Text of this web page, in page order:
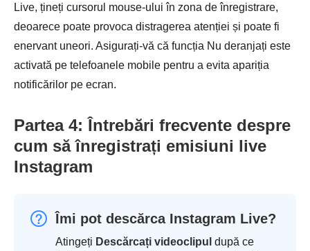
Live, țineți cursorul mouse-ului în zona de înregistrare,
deoarece poate provoca distragerea atenției și poate fi
enervant uneori. Asigurați-vă că funcția Nu deranjați este
activată pe telefoanele mobile pentru a evita apariția
notificărilor pe ecran.
Partea 4: Întrebări frecvente despre
cum să înregistrați emisiuni live
Instagram
Îmi pot descărca Instagram Live?
Atingeți Descărcați videoclipul după ce